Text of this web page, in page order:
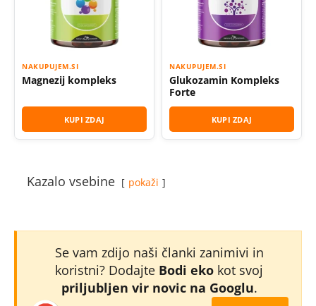
NAKUPUJEM.SI
Magnezij kompleks
KUPI ZDAJ
NAKUPUJEM.SI
Glukozamin Kompleks
Forte
KUPI ZDAJ
Kazalo vsebine pokaži
Se vam zdijo naši članki zanimivi in
koristni? Dodajte Bodi eko kot svoj
priljubljen vir novic na Googlu.